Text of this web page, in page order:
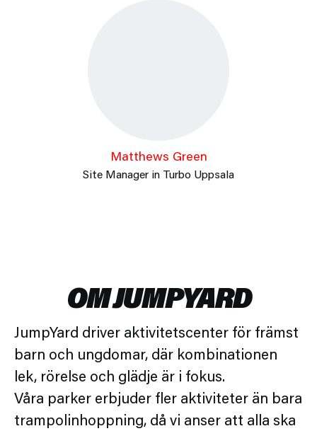
Matthews Green
Site Manager in Turbo Uppsala
OM JUMPYARD
JumpYard driver aktivitetscenter för främst
barn och ungdomar, där kombinationen
lek, rörelse och glädje är i fokus.
Våra parker erbjuder fler aktiviteter än bara
trampolinhoppning, då vi anser att alla ska